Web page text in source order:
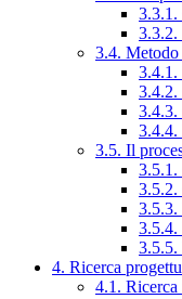
3.3.1.
3.3.2.
3.4.
3.4.1.
3.4.2.
3.4.3.
3.4.4.
3.5. Il
3.5.1.
3.5.2.
3.5.3.
3.5.4.
3.5.5.
4. Ricerca
4.1. Ricerca